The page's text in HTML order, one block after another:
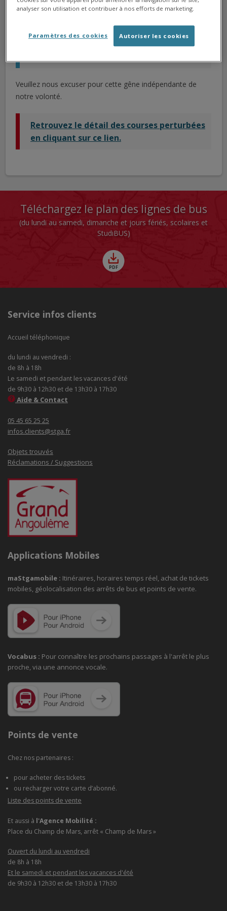
assurer le maximum de courses.
Veuillez nous excuser pour cette gêne indépendante de
notre volonté.
Retrouvez le détail des courses perturbées
en cliquant sur ce lien.
Téléchargez le plan des lignes de bus
(du lundi au samedi, dimanche et jours fériés, scolaires et
StudiBUS)
Service infos clients
Accueil téléphonique
du lundi au vendredi :
de 8h à 18h
Le samedi et pendant les vacances d'été
de 9h30 à 12h30 et de 13h30 à 17h30
Aide & Contact
05 45 65 25 25
infos.clients@stga.fr
Objets trouvés
Réclamations / Suggestions
Applications Mobiles
maStgamobile : Itinéraires, horaires temps réel, achat de tickets
mobiles, géolocalisation des arrêts de bus et points de vente.
Vocabus : Pour connaître les prochains passages à l'arrêt le plus
proche, via une annonce vocale.
Points de vente
Chez nos partenaires :
pour acheter des tickets
ou recharger votre carte d’abonné.
Liste des points de vente
Et aussi à l'Agence Mobilité :
Place du Champ de Mars, arrêt « Champ de Mars »
Ouvert du lundi au vendredi
de 8h à 18h
Et le samedi et pendant les vacances d'été
de 9h30 à 12h30 et de 13h30 à 17h30
analyser son utilisation et contribuer à nos efforts de marketing.
Autoriser les cookies
Paramètres des cookies